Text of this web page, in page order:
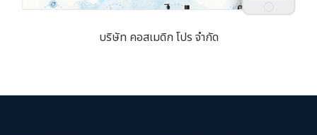
บริษัท คอสเมดิก โปร จำกัด